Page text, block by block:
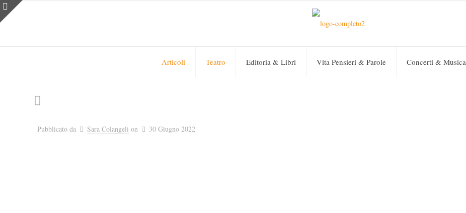
Articoli Teatro Editoria & Libri Vita Pensieri & Parole Concerti & Musica
Pubblicato da Sara Colangeli on 30 Giugno 2022